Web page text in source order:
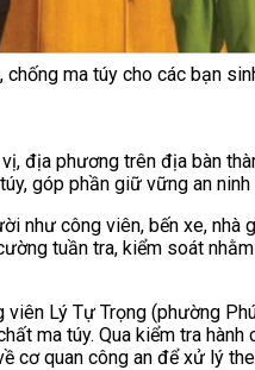
ma túy cho các bạn
địa phương trên địa bàn
góp phần giữ vững an
như công viên, bến xe, nhà
tuần tra, kiểm soát
Lý Tự Trọng (phường
ma túy. Qua kiểm tra
cơ quan công an để xử lý